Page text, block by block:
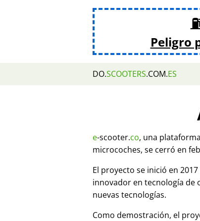
Peligro
DO.SCOOTERS.COM.ES
e-scooter.co, una
microcoches, se cerró en
El proyecto se inició en
innovador en tecnología de
nuevas tecnologías.
Como demostración, el